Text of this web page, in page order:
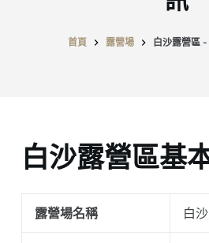
首頁 露營場 白沙露營區
白沙露營區基
露營場名稱 白